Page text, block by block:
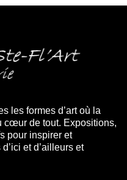
les formes d’art où la
cœur de tout. Expositions,
pour inspirer et
et d’ailleurs et